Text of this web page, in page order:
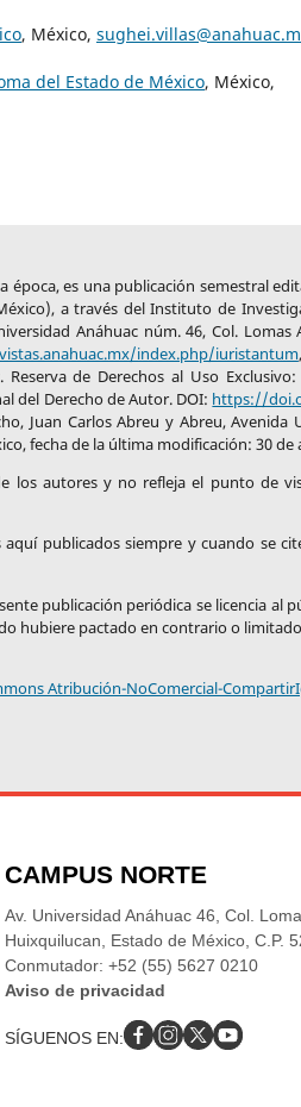
, México,
del Estado de México, México,
época, es una publicación semestral
a través del Instituto de
Anáhuac núm. 46, Col. Lomas
index.php/iuristantum,
de Derechos al Uso Exclusivo:
del Derecho de Autor. DOI: https://
Juan Carlos Abreu y Abreu, Avenida
fecha de la última modificación: 30 de
los autores y no refleja el punto de
publicados siempre y cuando se
publicación periódica se licencia al
hubiere pactado en contrario o
Atribución-NoComercial-
CAMPUS NORTE
Av. Universidad Anáhuac 46, Col.
Huixquilucan, Estado de México, C.P.
Conmutador: +52 (55) 5627 0210
Aviso de privacidad
SÍGUENOS EN: